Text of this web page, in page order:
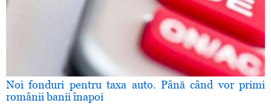
Noi fonduri pentru taxa auto. Până când vor primi
românii banii înapoi